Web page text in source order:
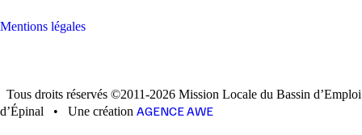
Mentions légales
Tous droits réservés ©2011-2026 Mission Locale du Bassin d’Emploi
d’Épinal
• Une création AGENCE AWE